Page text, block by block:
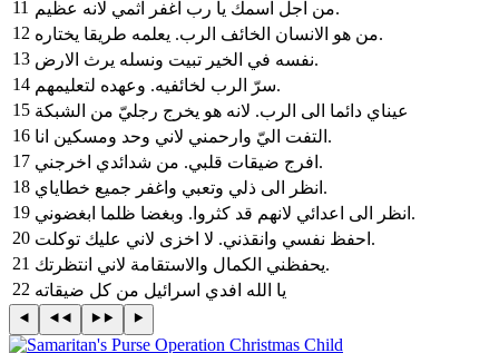
11
‎من اجل اسمك يا رب اغفر اثمي لانه عظيم‎.
12
‎من هو الانسان الخائف الرب. يعلمه طريقا يختاره‎.
13
‎نفسه في الخير تبيت ونسله يرث الارض‎.
14
‎سرّ الرب لخائفيه. وعهده لتعليمهم‎.
15 ‎عيناي دائما الى الرب. لانه هو يخرج رجليّ من الشبكة
16
التفت اليّ وارحمني لاني وحد ومسكين انا‎.
17
‎افرج ضيقات قلبي. من شدائدي اخرجني‎.
18
‎انظر الى ذلي وتعبي واغفر جميع خطاياي‎.
19
‎انظر الى اعدائي لانهم قد كثروا. وبغضا ظلما ابغضوني‎.
20
‎احفظ نفسي وانقذني. لا اخزى لاني عليك توكلت‎.
21
‎يحفظني الكمال والاستقامة لاني انتظرتك‎.
22 ‎يا الله افدي اسرائيل من كل ضيقاته